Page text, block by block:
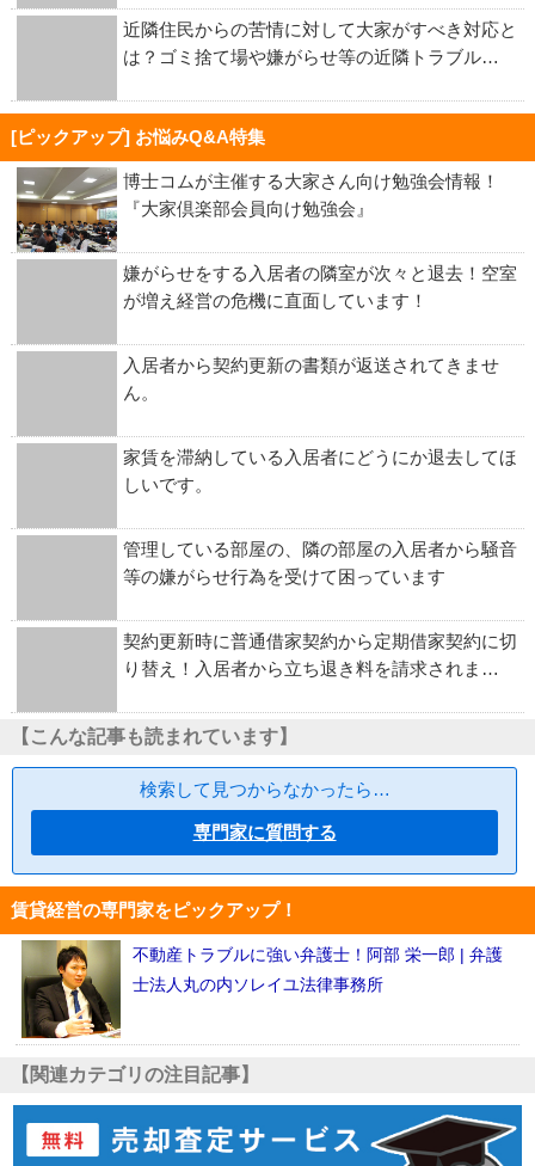
近隣住民からの苦情に対して大家がすべき対応と
は？ゴミ捨て場や嫌がらせ等の近隣トラブル…
[ピックアップ] お悩みQ&A特集
博士コムが主催する大家さん向け勉強会情報！
『大家倶楽部会員向け勉強会』
嫌がらせをする入居者の隣室が次々と退去！空室
が増え経営の危機に直面しています！
入居者から契約更新の書類が返送されてきませ
ん。
家賃を滞納している入居者にどうにか退去してほ
しいです。
管理している部屋の、隣の部屋の入居者から騒音
等の嫌がらせ行為を受けて困っています
契約更新時に普通借家契約から定期借家契約に切
り替え！入居者から立ち退き料を請求されま…
【こんな記事も読まれています】
検索して見つからなかったら…
専門家に質問する
賃貸経営の専門家をピックアップ！
不動産トラブルに強い弁護士！阿部 栄一郎 | 弁護
士法人丸の内ソレイユ法律事務所
【関連カテゴリの注目記事】